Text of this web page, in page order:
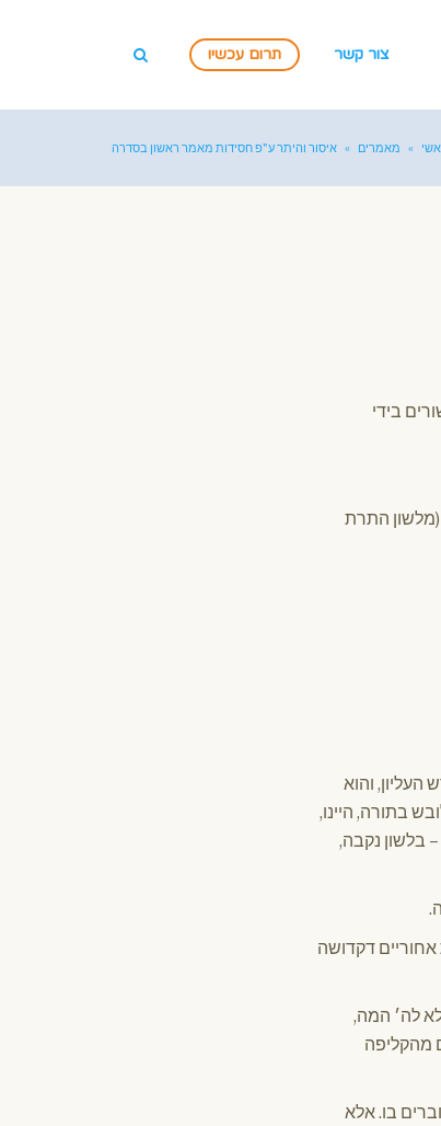
צור קשר תרום עכשיו
» מאמרים » איסור והיתר ע"פ חסידות מאמר ראשון בסדרה
בידי
התרת
והוא
בתורה, היינו,
בלשון נקבה,
דקדושה
לה׳ המה,
מהקליפה
בו. אלא